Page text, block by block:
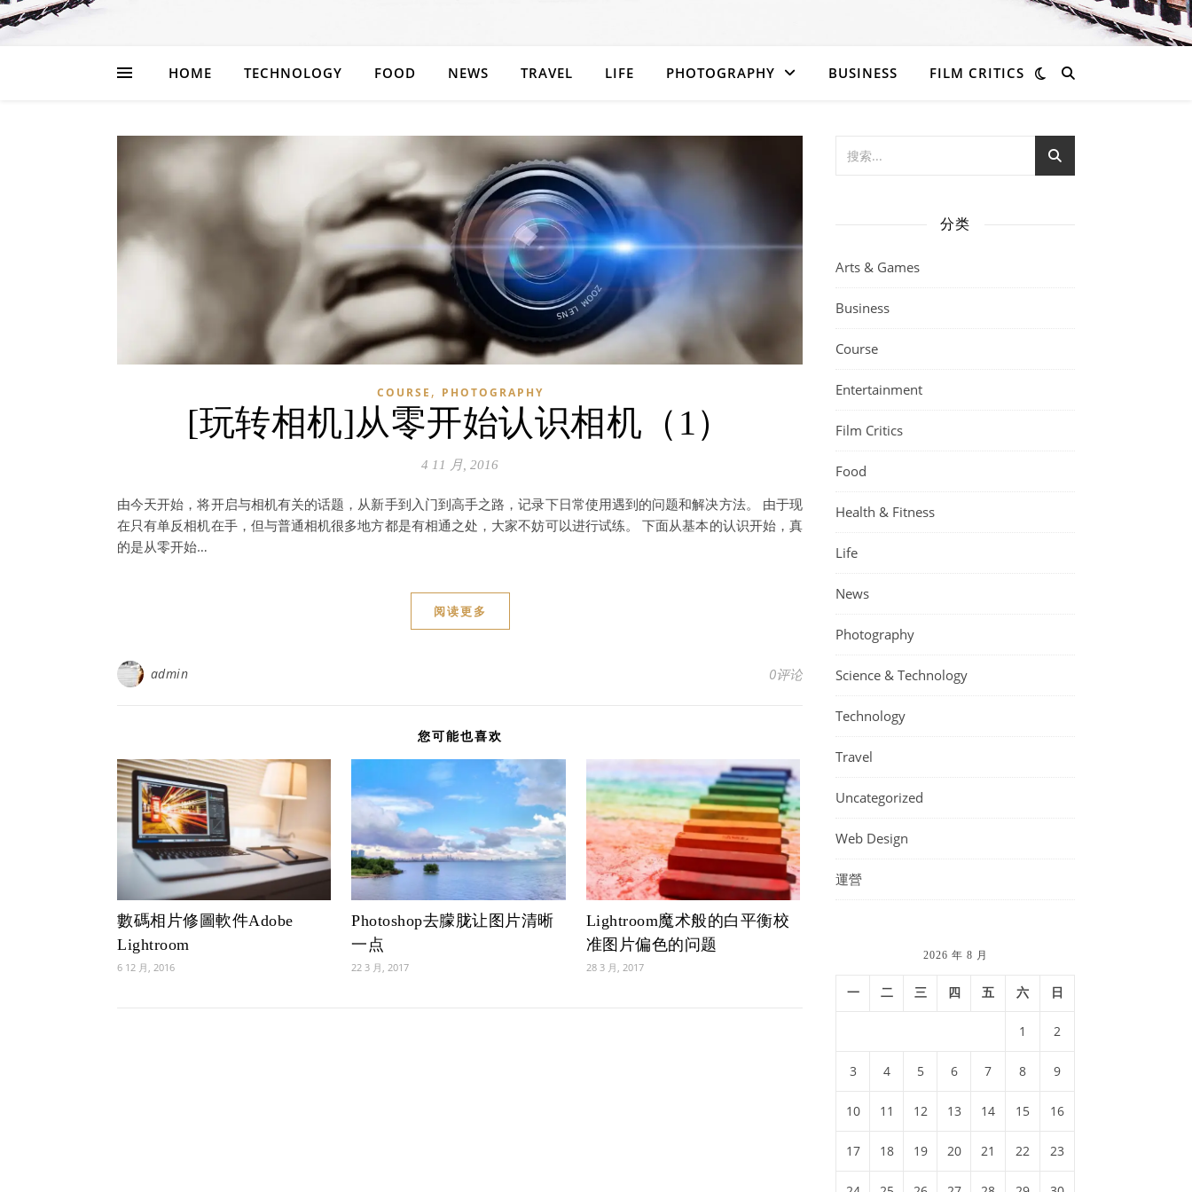
HOME TECHNOLOGY FOOD NEWS TRAVEL LIFE PHOTOGRAPHY BUSINESS FILM CRITICS
COURSE , PHOTOGRAPHY
[玩转相机]从零开始认识相机（1）
4 11 月, 2016
由今天开始，将开启与相机有关的话题，从新手到入门到高手之路，记录下日常使用遇到的问题和解决方法。 由于现
在只有单反相机在手，但与普通相机很多地方都是有相通之处，大家不妨可以进行试练。 下面从基本的认识开始，真
的是从零开始…
阅读更多
admin 0评论
您可能也喜欢
數碼相片修圖軟件Adobe
Lightroom
6 12 月, 2016
Photoshop去朦胧让图片清晰
一点
22 3 月, 2017
Lightroom魔术般的白平衡校
准图片偏色的问题
28 3 月, 2017
分类
Arts & Games
Business
Course
Entertainment
Film Critics
Food
Health & Fitness
Life
News
Photography
Science & Technology
Technology
Travel
Uncategorized
Web Design
運營
2026 年 8 月
一 二 三 四 五 六 日
1 2
3 4 5 6 7 8 9
10 11 12 13 14 15 16
17 18 19 20 21 22 23